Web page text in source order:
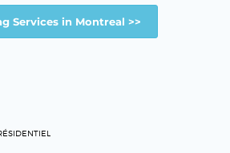
Services in Montreal >>